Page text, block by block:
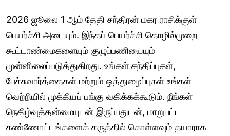
2026 ஜூலை 1 ஆம் தேதி சந்திரன் மகர ராசிக்குள்
பெயர்ச்சி அடையும். இந்தப் பெயர்ச்சி தொழில்முறை
கூட்டாண்மைகளையும் குழுப்பணியையும்
முன்னிலைப்படுத்துகிறது. உங்கள் சந்திப்புகள்,
பேச்சுவார்த்தைகள் மற்றும் ஒத்துழைப்புகள் உங்கள்
வெற்றியில் முக்கியப் பங்கு வகிக்கக்கூடும். நீங்கள்
நெகிழ்வுத்தன்மையுடன் இருப்பதுடன், மாறுபட்ட
கண்ணோட்டங்களைக் கருத்தில் கொள்ளவும் தயாராக